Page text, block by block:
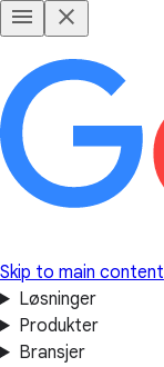
Skip to main content
Løsninger
Produkter
Bransjer